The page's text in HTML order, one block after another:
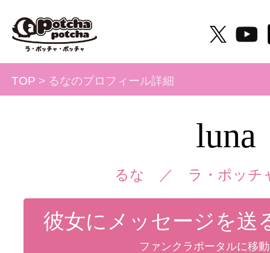
TOP > るなのプロフィール詳細
luna
るな ／ ラ・ポッチ
彼女にメッセージを送
ファンクラポータルに移